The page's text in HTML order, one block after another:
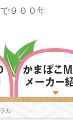
９００年
ル